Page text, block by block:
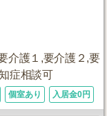
介護１,要介護２,要
症相談可
個室あり 入居金0円